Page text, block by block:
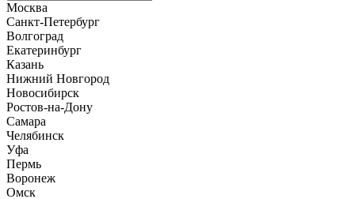
Москва
Санкт-Петербург
Волгоград
Екатеринбург
Казань
Нижний Новгород
Новосибирск
Ростов-на-Дону
Самара
Челябинск
Уфа
Пермь
Воронеж
Омск